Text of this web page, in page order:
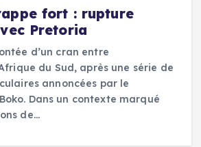
fort : rupture
Pretoria
d’un cran entre
du Sud, après une série de
annoncées par le
Dans un contexte marqué
de…